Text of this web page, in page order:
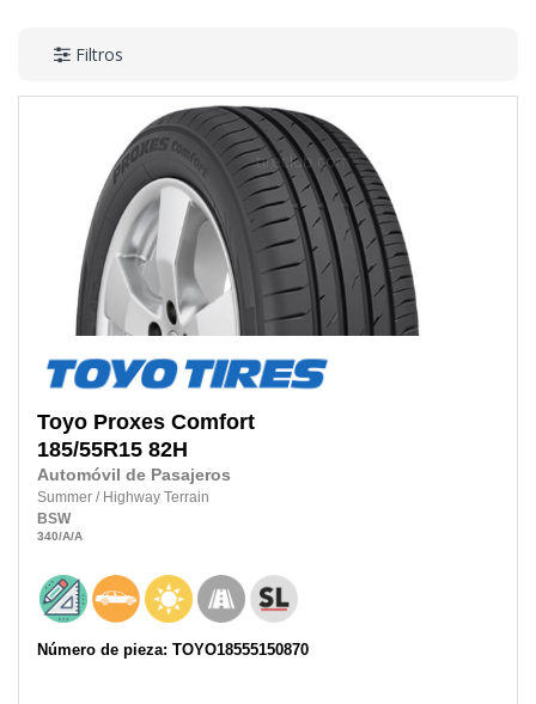
Filtros
Toyo Proxes Comfort
185/55R15 82H
Automóvil de Pasajeros
Summer / Highway Terrain
BSW
340/A/A
Número de pieza: TOYO18555150870